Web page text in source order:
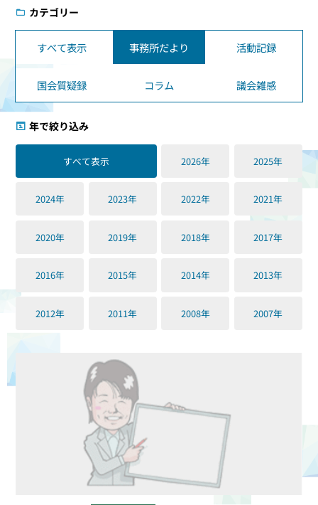
カテゴリー
すべて表示 事務所だより 活動記録
国会質疑録 コラム 議会雑感
年で絞り込み
すべて表示 2026年 2025年
2024年 2023年 2022年 2021年
2020年 2019年 2018年 2017年
2016年 2015年 2014年 2013年
2012年 2011年 2008年 2007年